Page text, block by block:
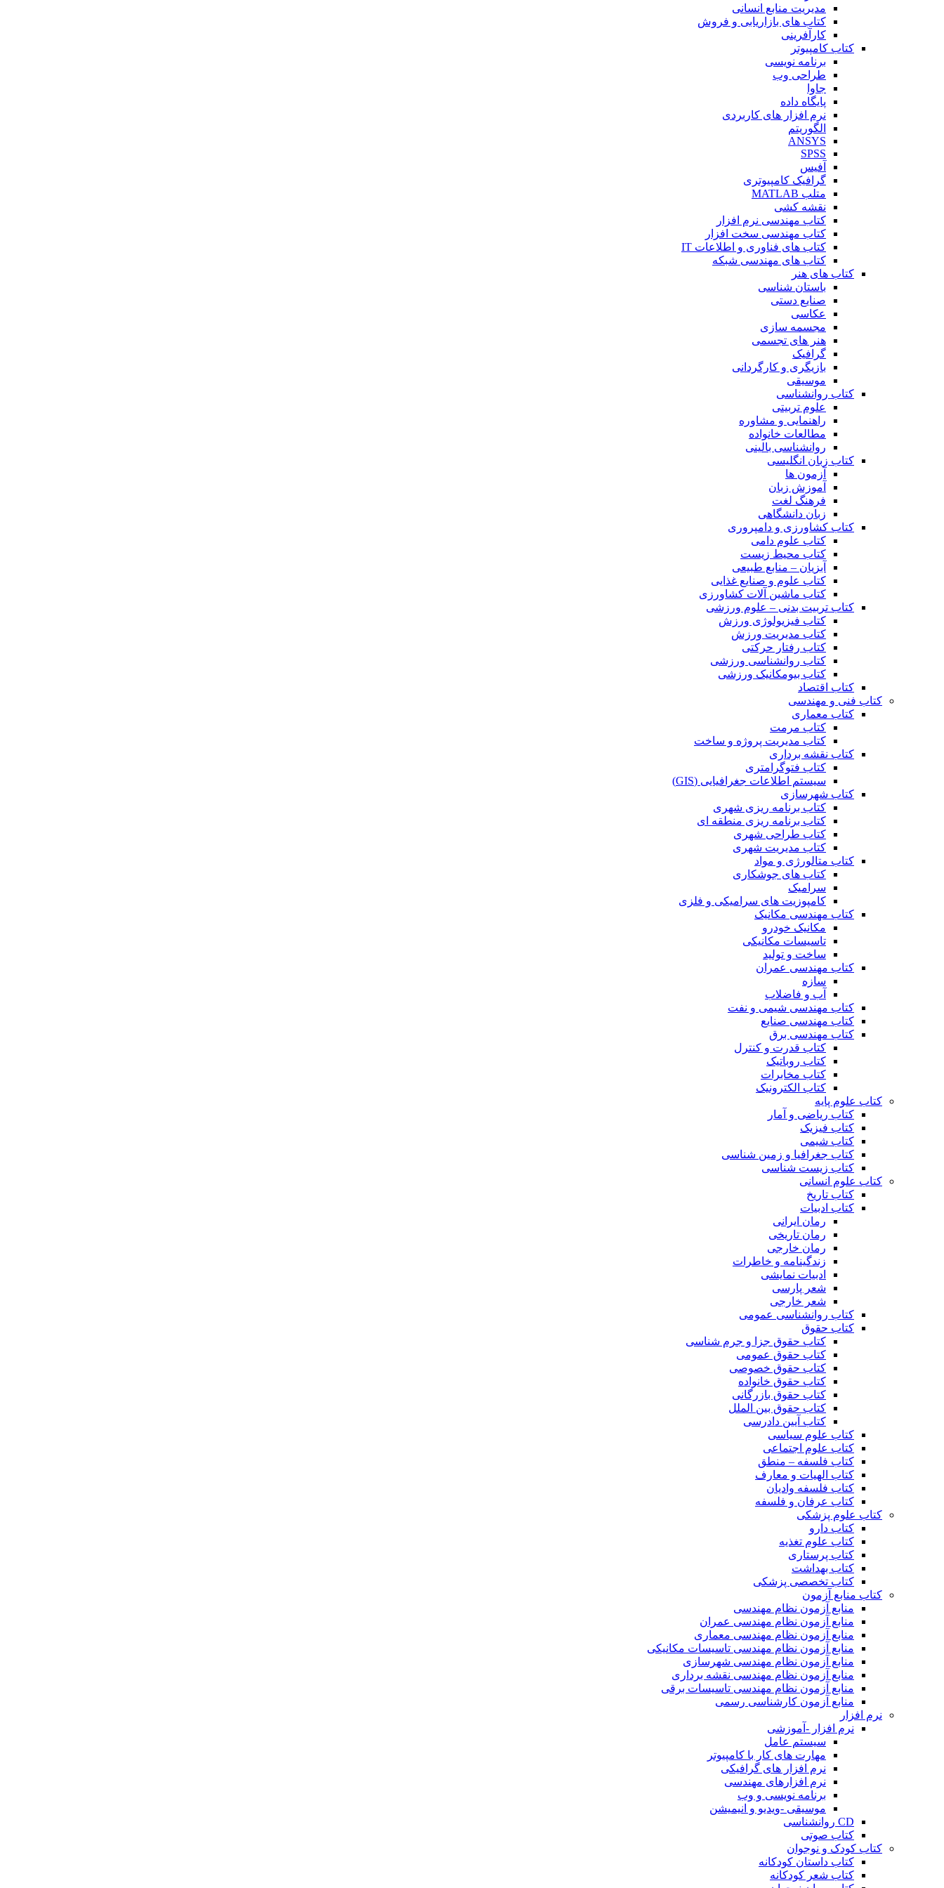
مدیریت منابع انسانی
کتاب های بازاریابی و فروش
کارآفرینی
کتاب کامپیوتر
برنامه نویسی
طراحی وب
جاوا
پایگاه داده
نرم افزار های کاربردی
الگوریتم
ANSYS
SPSS
آفیس
گرافیک کامپیوتری
متلب MATLAB
نقشه کشی
کتاب مهندسی نرم افزار
کتاب مهندسی سخت افزار
کتاب های فناوری و اطلاعات IT
کتاب های مهندسی شبکه
کتاب های هنر
باستان شناسی
صنایع دستی
عکاسی
مجسمه سازی
هنر های تجسمی
گرافیک
بازیگری و کارگردانی
موسیقی
کتاب روانشناسی
علوم تربیتی
راهنمایی و مشاوره
مطالعات خانواده
روانشناسی بالینی
کتاب زبان انگلیسی
آزمون ها
آموزش زبان
فرهنگ لغت
زبان دانشگاهی
کتاب کشاورزی و دامپروری
کتاب علوم دامی
کتاب محیط زیست
آبزیان – منابع طبیعی
کتاب علوم و صنایع غذایی
کتاب ماشین آلات کشاورزی
کتاب تربیت بدنی – علوم ورزشی
کتاب فیزیولوژی ورزش
کتاب مدیریت ورزش
کتاب رفتار حرکتی
کتاب روانشناسی ورزشی
کتاب بیومکانیک ورزشی
کتاب اقتصاد
کتاب فنی و مهندسی
کتاب معماری
کتاب مرمت
کتاب مدیریت پروژه و ساخت
کتاب نقشه برداری
کتاب فتوگرامتری
سیستم اطلاعات جغرافیایی (GIS)
کتاب شهرسازی
کتاب برنامه ریزی شهری
کتاب برنامه ریزی منطقه ای
کتاب طراحی شهری
کتاب مدیریت شهری
کتاب متالورژی و مواد
کتاب های جوشکاری
سرامیک
کامپوزیت های سرامیکی و فلزی
کتاب مهندسی مکانیک
مکانیک خودرو
تاسیسات مکانیکی
ساخت و تولید
کتاب مهندسی عمران
سازه
آب و فاضلاب
کتاب مهندسی شیمی و نفت
کتاب مهندسی صنایع
کتاب مهندسی برق
کتاب قدرت و کنترل
کتاب روباتیک
کتاب مخابرات
کتاب الکترونیک
کتاب علوم پایه
کتاب ریاضی و آمار
کتاب فیزیک
کتاب شیمی
کتاب جغرافیا و زمین شناسی
کتاب زیست شناسی
کتاب علوم انسانی
کتاب تاریخ
کتاب ادبیات
رمان ایرانی
رمان تاریخی
رمان خارجی
زندگینامه و خاطرات
ادبیات نمایشی
شعر پارسی
شعر خارجی
کتاب روانشناسی عمومی
کتاب حقوق
کتاب حقوق جزا و جرم شناسی
کتاب حقوق عمومی
کتاب حقوق خصوصی
کتاب حقوق خانواده
کتاب حقوق بازرگانی
کتاب حقوق بین الملل
کتاب آیین دادرسی
کتاب علوم سیاسی
کتاب علوم اجتماعی
کتاب فلسفه – منطق
کتاب الهیات و معارف
کتاب فلسفه وادیان
کتاب عرفان و فلسفه
کتاب علوم پزشکی
کتاب دارو
کتاب علوم تغذیه
کتاب پرستاری
کتاب بهداشت
کتاب تخصصی پزشکی
کتاب منابع آزمون
منابع آزمون نظام مهندسی
منابع آزمون نظام مهندسی عمران
منابع آزمون نظام مهندسی معماری
منابع آزمون نظام مهندسی تاسیسات مکانیکی
منابع آزمون نظام مهندسی شهرسازی
منابع آزمون نظام مهندسی نقشه برداری
منابع آزمون نظام مهندسی تاسیسات برقی
منابع آزمون کارشناسی رسمی
نرم افزار
نرم افزار -آموزشی
سیستم عامل
مهارت های کار با کامپیوتر
نرم افزار های گرافیکی
نرم افزارهای مهندسی
برنامه نویسی و وب
موسیقی -ویدیو و انیمیشن
CD روانشناسی
کتاب صوتی
کتاب کودک و نوجوان
کتاب داستان کودکانه
کتاب شعر کودکانه